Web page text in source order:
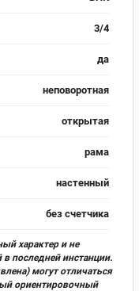
3/4
да
неповоротная
открытая
рама
настенный
без счетчика
характер и не
последней инстанции.
могут отличаться
ориентировочный